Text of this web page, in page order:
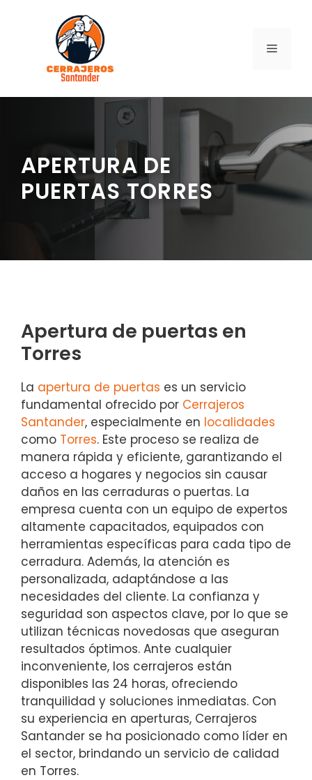
contenido
MENÚ
APERTURA DE
PUERTAS TORRES
Apertura de puertas en
Torres
La apertura de puertas es un servicio
fundamental ofrecido por Cerrajeros
Santander, especialmente en localidades
como Torres. Este proceso se realiza de
manera rápida y eficiente, garantizando el
acceso a hogares y negocios sin causar
daños en las cerraduras o puertas. La
empresa cuenta con un equipo de expertos
altamente capacitados, equipados con
herramientas específicas para cada tipo de
cerradura. Además, la atención es
personalizada, adaptándose a las
necesidades del cliente. La confianza y
seguridad son aspectos clave, por lo que se
utilizan técnicas novedosas que aseguran
resultados óptimos. Ante cualquier
inconveniente, los cerrajeros están
disponibles las 24 horas, ofreciendo
tranquilidad y soluciones inmediatas. Con
su experiencia en aperturas, Cerrajeros
Santander se ha posicionado como líder en
el sector, brindando un servicio de calidad
en Torres.